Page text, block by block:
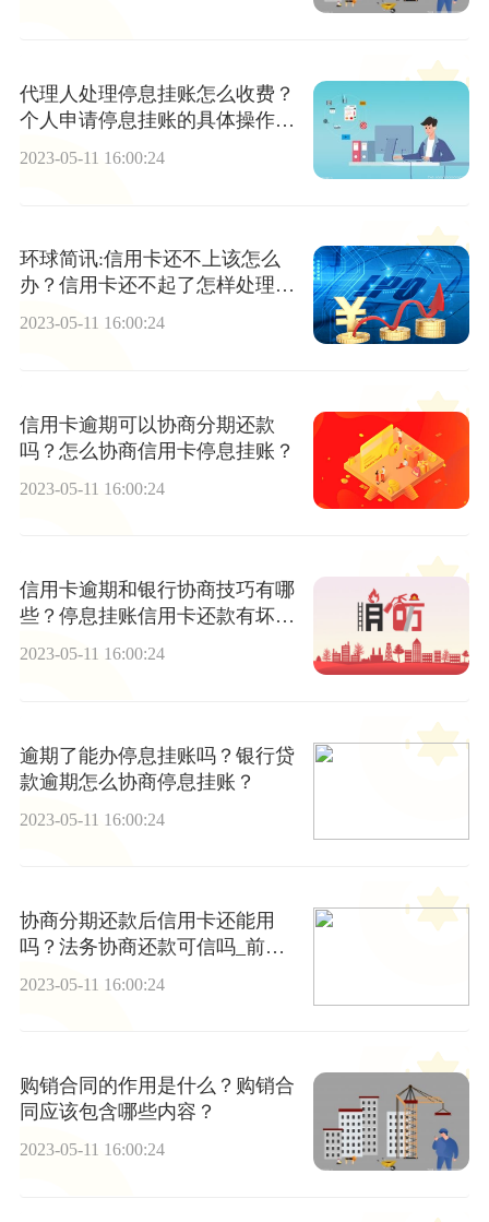
代理人处理停息挂账怎么收费？
个人申请停息挂账的具体操作方
法是什么？ 天天快看
2023-05-11 16:00:24
环球简讯:信用卡还不上该怎么
办？信用卡还不起了怎样处理最
妥当
2023-05-11 16:00:24
信用卡逾期可以协商分期还款
吗？怎么协商信用卡停息挂账？
2023-05-11 16:00:24
信用卡逾期和银行协商技巧有哪
些？停息挂账信用卡还款有坏处
吗？
2023-05-11 16:00:24
逾期了能办停息挂账吗？银行贷
款逾期怎么协商停息挂账？
2023-05-11 16:00:24
协商分期还款后信用卡还能用
吗？法务协商还款可信吗_前沿
2023-05-11 16:00:24
购销合同的作用是什么？购销合
同应该包含哪些内容？
2023-05-11 16:00:24